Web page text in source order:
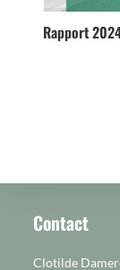
Rapport
Contact
Clotilde